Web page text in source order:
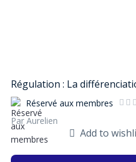
Régulation : La
Réservé aux membres
Par Aurelien
Add to